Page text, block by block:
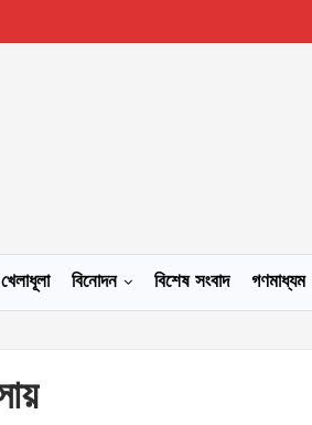
খেলাধূলা বিনোদন বিশেষ সংবাদ গণমাধ্যম